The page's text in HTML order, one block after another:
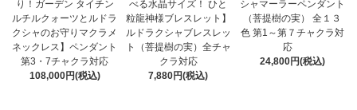
り！ガーデン タイチン
ルチルクォーツとルドラ
クシャのお守りマクラメ
ネックレス】ペンダント
第3・7チャクラ対応
108,000円(税込)
べる水晶サイズ！ ひと
粒龍神様ブレスレット】
ルドラクシャブレスレッ
ト（菩提樹の実）全チャ
クラ対応
7,880円(税込)
シャマーラーペンダント
（菩提樹の実） 全１３
色 第1～第７チャクラ対
応
24,800円(税込)